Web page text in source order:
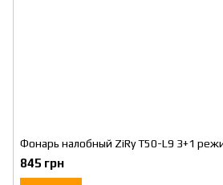
Фонарь налобный ZiRy T50-L9 3+1
845 грн